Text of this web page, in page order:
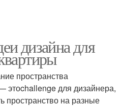
дизайна для
пространства
этоchallenge для дизайнера,
пространство на разные